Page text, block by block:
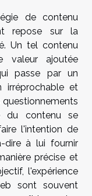
de contenu
repose sur la
Un tel contenu
valeur ajoutée
passe par un
irréprochable et
du contenu se
l'intention de
dire à lui fournir
précise et
l'expérience
sont souvent